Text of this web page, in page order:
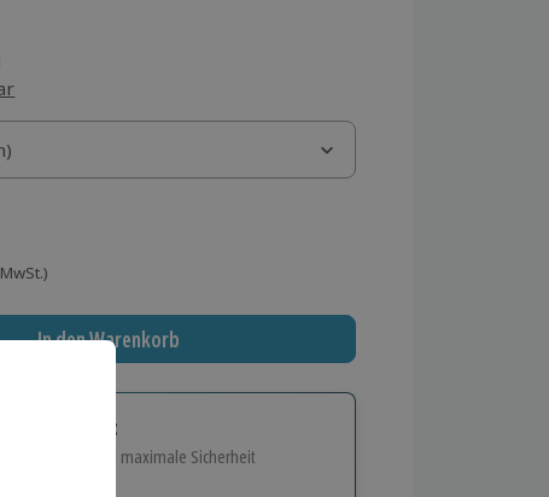
In den Warenkorb
Geschenk:
Flexibilität und maximale Sicherheit